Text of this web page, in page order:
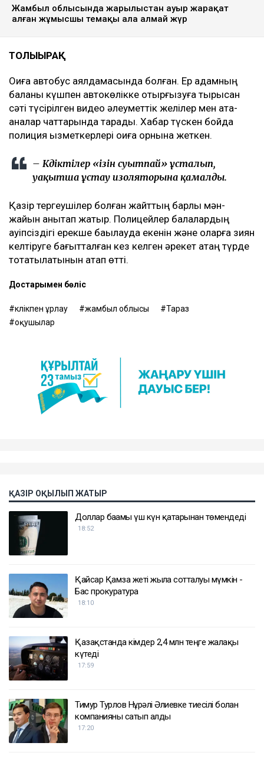
Жамбыл облысында жарылыстан ауыр жарақат
алған жұмысшы өтемақы ала алмай жүр
ТОЛЫҒЫРАҚ
Оқиға автобус аялдамасында болған. Ер адамның
баланы күшпен автокөлікке отырғызуға тырысқан
сәті түсірілген видео әлеуметтік желілер мен ата-
аналар чаттарында тарады. Хабар түскен бойда
полиция қызметкерлері оқиға орнына жеткен.
– Күдіктілер «ізін суытпай» ұсталып,
уақытша ұстау изоляторына қамалды.
Қазір тергеушілер болған жайттың барлық мән-
жайын анықтап жатыр. Полицейлер балалардың
қауіпсіздігі ерекше бақылауда екенін және оларға зиян
келтіруге бағытталған кез келген әрекет қатаң түрде
тоқтатылатынын атап өтті.
Достарыңмен бөліс
ҚАЗІР ОҚЫЛЫП ЖАТЫР
Қайсар Қамза жеті жылға сотталуы мүмкін -
Қазақстанда кімдер 2,4 млн теңге жалақы
Тимур Турлов Нұрәлі Әлиевке тиесілі болған